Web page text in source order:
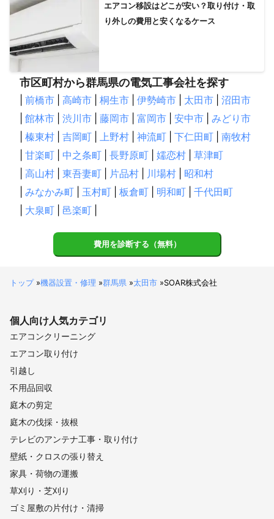
エアコン移設はどこが安い？取り付け・取
り外しの費用と安くなるケース
市区町村から群馬県の電気工事会社を探す
前橋市 高崎市 桐生市 伊勢崎市 太田市
沼田市
館林市 渋川市 藤岡市 富岡市 安中市
みどり市
榛東村 吉岡町 上野村 神流町 下仁田町
南牧村
甘楽町 中之条町 長野原町 嬬恋村
草津町
高山村 東吾妻町 片品村 川場村
昭和村
みなかみ町 玉村町 板倉町 明和町
千代田町
大泉町 邑楽町
費用を診断する（無料）
トップ»機器設置・修理 »群馬県 »太田市 »SOAR株式会社
個人向け人気カテゴリ
エアコンクリーニング
エアコン取り付け
引越し
不用品回収
庭木の剪定
庭木の伐採・抜根
テレビのアンテナ工事・取り付け
壁紙・クロスの張り替え
家具・荷物の運搬
草刈り・芝刈り
ゴミ屋敷の片付け・清掃